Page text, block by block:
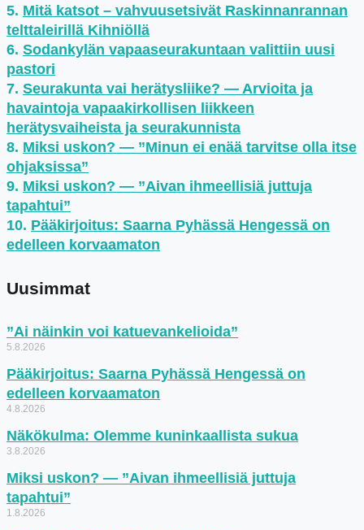
Mitä katsot – vahvuusetsivät Raskinnanrannan
telttaleirillä Kihniöllä
Sodankylän vapaaseurakuntaan valittiin uusi
pastori
Seurakunta vai herätysliike? — Arvioita ja
havaintoja vapaakirkollisen liikkeen
herätysvaiheista ja seurakunnista
Miksi uskon? — ”Minun ei enää tarvitse olla itse
ohjaksissa”
Miksi uskon? — ”Aivan ihmeellisiä juttuja
tapahtui”
Pääkirjoitus: Saarna Pyhässä Hengessä on
edelleen korvaamaton
Uusimmat
”Ai näinkin voi katuevankelioida”
5.8.2026
Pääkirjoitus: Saarna Pyhässä Hengessä on
edelleen korvaamaton
4.8.2026
Näkökulma: Olemme kuninkaallista sukua
3.8.2026
Miksi uskon? — ”Aivan ihmeellisiä juttuja
tapahtui”
1.8.2026